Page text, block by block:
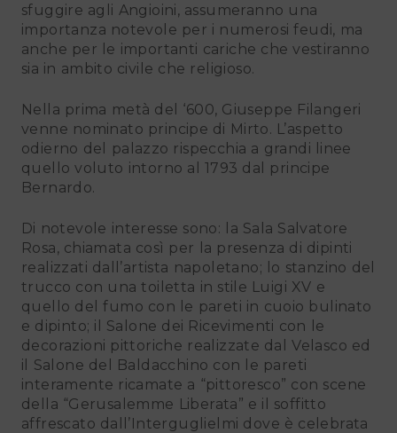
sfuggire agli Angioini, assumeranno una
importanza notevole per i numerosi feudi, ma
anche per le importanti cariche che vestiranno
sia in ambito civile che religioso.
Nella prima metà del ‘600, Giuseppe Filangeri
venne nominato principe di Mirto. L’aspetto
odierno del palazzo rispecchia a grandi linee
quello voluto intorno al 1793 dal principe
Bernardo.
Di notevole interesse sono: la Sala Salvatore
Rosa, chiamata così per la presenza di dipinti
realizzati dall’artista napoletano; lo stanzino del
trucco con una toiletta in stile Luigi XV e
quello del fumo con le pareti in cuoio bulinato
e dipinto; il Salone dei Ricevimenti con le
decorazioni pittoriche realizzate dal Velasco ed
il Salone del Baldacchino con le pareti
interamente ricamate a “pittoresco” con scene
della “Gerusalemme Liberata” e il soffitto
affrescato dall’Interguglielmi dove è celebrata